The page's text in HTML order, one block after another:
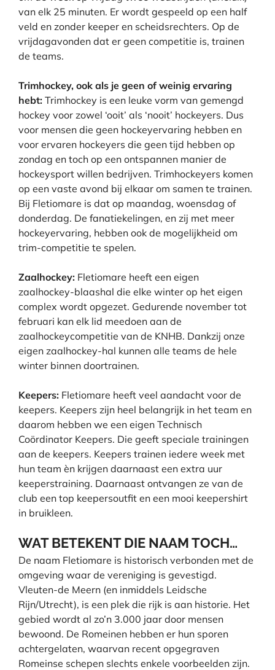
van elk 25 minuten. Er wordt gespeeld op een half
veld en zonder keeper en scheidsrechters. Op de
vrijdagavonden dat er geen competitie is, trainen
de teams.
Trimhockey, ook als je geen of weinig ervaring
hebt: Trimhockey is een leuke vorm van gemengd
hockey voor zowel ‘ooit’ als ‘nooit’ hockeyers. Dus
voor mensen die geen hockeyervaring hebben en
voor ervaren hockeyers die geen tijd hebben op
zondag en toch op een ontspannen manier de
hockeysport willen bedrijven. Trimhockeyers komen
op een vaste avond bij elkaar om samen te trainen.
Bij Fletiomare is dat op maandag, woensdag of
donderdag. De fanatiekelingen, en zij met meer
hockeyervaring, hebben ook de mogelijkheid om
trim-competitie te spelen.
Zaalhockey: Fletiomare heeft een eigen
zaalhockey-blaashal die elke winter op het eigen
complex wordt opgezet. Gedurende november tot
februari kan elk lid meedoen aan de
zaalhockeycompetitie van de KNHB. Dankzij onze
eigen zaalhockey-hal kunnen alle teams de hele
winter binnen doortrainen.
Keepers: Fletiomare heeft veel aandacht voor de
keepers. Keepers zijn heel belangrijk in het team en
daarom hebben we een eigen Technisch
Coördinator Keepers. Die geeft speciale trainingen
aan de keepers. Keepers trainen iedere week met
hun team èn krijgen daarnaast een extra uur
keeperstraining. Daarnaast ontvangen ze van de
club een top keepersoutfit en een mooi keepershirt
in bruikleen.
WAT BETEKENT DIE NAAM TOCH…
De naam Fletiomare is historisch verbonden met de
omgeving waar de vereniging is gevestigd.
Vleuten-de Meern (en inmiddels Leidsche
Rijn/Utrecht), is een plek die rijk is aan historie. Het
gebied wordt al zo’n 3.000 jaar door mensen
bewoond. De Romeinen hebben er hun sporen
achtergelaten, waarvan recent opgegraven
Romeinse schepen slechts enkele voorbeelden zijn.